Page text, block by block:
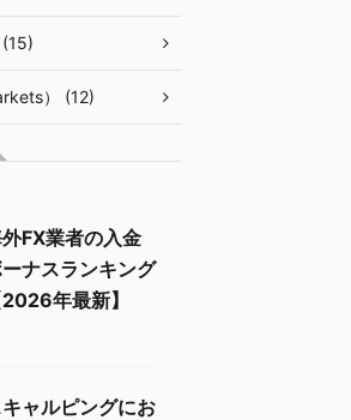
） (12)
FX業者の入金
ナスランキング
2026年最新】
ャルピングにお